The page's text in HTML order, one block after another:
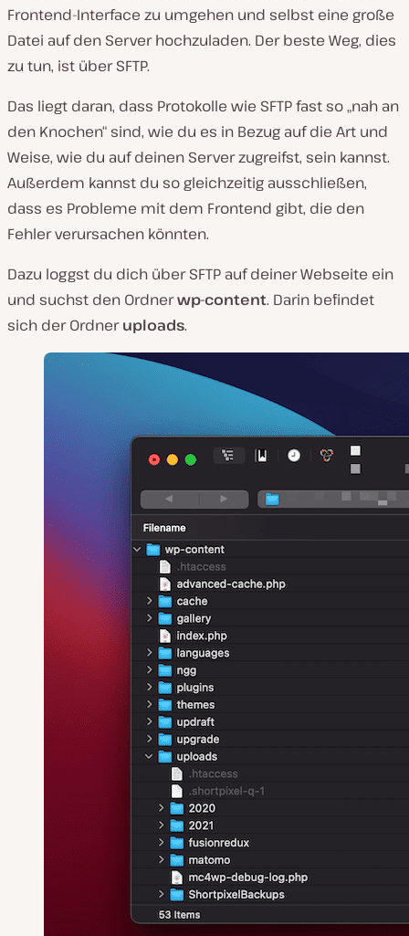
Frontend-Interface zu umgehen und selbst eine große
Datei auf den Server hochzuladen. Der beste Weg, dies
zu tun, ist über SFTP.
Das liegt daran, dass Protokolle wie SFTP fast so „nah an
den Knochen“ sind, wie du es in Bezug auf die Art und
Weise, wie du auf deinen Server zugreifst, sein kannst.
Außerdem kannst du so gleichzeitig ausschließen,
dass es Probleme mit dem Frontend gibt, die den
Fehler verursachen könnten.
Dazu loggst du dich über SFTP auf deiner Webseite ein
und suchst den Ordnerwp-content. Darin befindet
sich der Ordneruploads.